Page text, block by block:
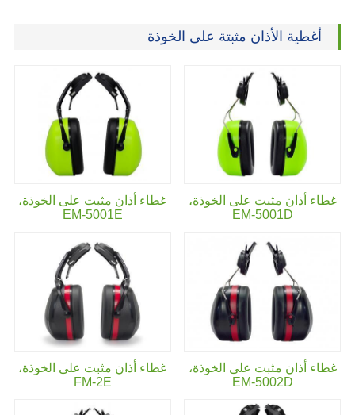
أغطية الأذان مثبتة على الخوذة
غطاء أذان مثبت على الخوذة،
EM-5001D
غطاء أذان مثبت على الخوذة،
EM-5001E
غطاء أذان مثبت على الخوذة،
EM-5002D
غطاء أذان مثبت على الخوذة،
FM-2E